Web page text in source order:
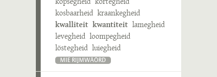
kosbaarheid kraankegheid
kwalliteit kwantiteit lamegheid
levegheid loompegheid
löstegheid luiegheid
MIE RIJMWÄÖRD